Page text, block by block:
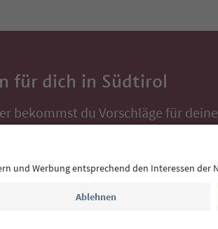
für dich in Südtirol
bekommst du Vorschläge für deine
und typische Rezepte direkt ins